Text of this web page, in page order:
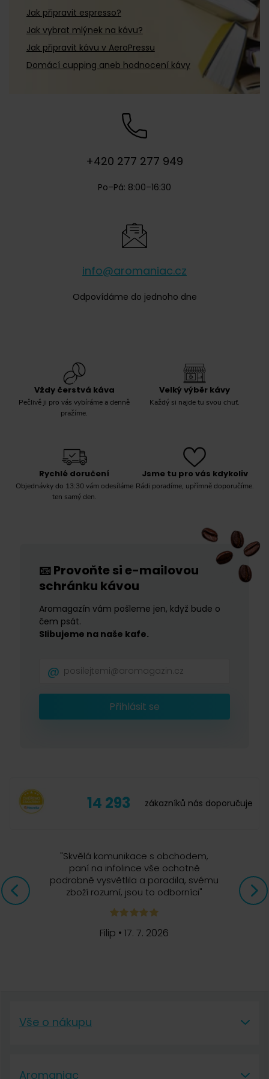
Velatto
)
Vergnano (0)
Vettori(0)
Jak připravit espresso?
Jak vybrat mlýnek na kávu?
Jak připravit kávu v AeroPressu
Domácí cupping aneb hodnocení kávy
+420 277 277 949
Po–Pá: 8:00–16:30
info@aromaniac.cz
Odpovídáme do jednoho dne
Vždy čerstvá káva
Pečlivě ji pro vás vybíráme a denně
pražíme.
Velký výběr kávy
Každý si najde tu svou chuť.
Rychlé doručení
Objednávky do 13:30 vám odesíláme
ten samý den.
Jsme tu pro vás kdykoliv
Rádi poradíme, upřímně doporučíme.
📧Provoňte si e-mailovou
schránku kávou
Aromagazín vám pošleme jen, když bude o
čem psát.
Slibujeme na naše kafe.
Přihlásit se
14 293 zákazníků nás doporučuje
"Skvělá komunikace s obchodem,
paní na infolince vše ochotně
podrobně vysvětlila a poradila, svému
zboží rozumí, jsou to odborníci"
Filip •17. 7. 2026
Vše o nákupu
Aromaniac